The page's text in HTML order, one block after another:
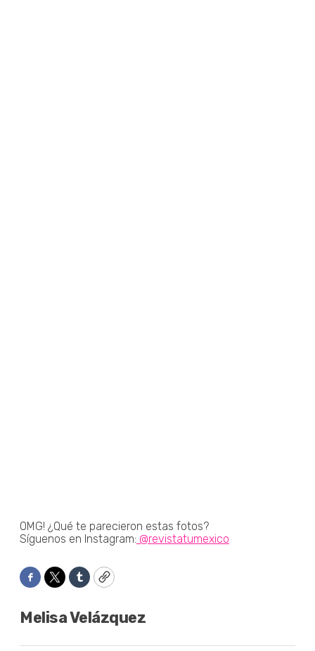
OMG! ¿Qué te parecieron estas fotos?
Síguenos en Instagram: @revistatumexico
Facebook
TwitterTumblrCopy
Melisa Velázquez